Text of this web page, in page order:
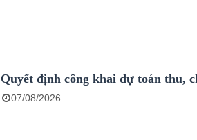
Quyết định công khai dự toán thu,
07/08/2026